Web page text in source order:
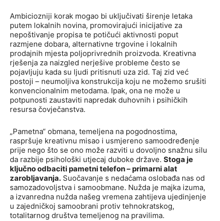
Ambiciozniji korak mogao bi uključivati širenje letaka
putem lokalnih novina, promovirajući inicijative za
nepoštivanje propisa te potičući aktivnosti poput
razmjene dobara, alternativne trgovine i lokalnih
prodajnih mjesta poljoprivrednih proizvoda. Kreativna
rješenja za naizgled nerješive probleme često se
pojavljuju kada su ljudi pritisnuti uza zid. Taj zid već
postoji – neumoljiva konstrukcija koju ne možemo srušiti
konvencionalnim metodama. Ipak, ona ne može u
potpunosti zaustaviti napredak duhovnih i psihičkih
resursa čovječanstva.
„Pametna“ obmana, temeljena na pogodnostima,
raspršuje kreativnu misao i usmjereno samoodređenje
prije nego što se ono može razviti u dovoljno snažnu silu
da razbije psihološki utjecaj duboke države. Stoga je
ključno odbaciti pametni telefon – primarni alat
zarobljavanja. Suočavanje s nedaćama oslobađa nas od
samozadovoljstva i samoobmane. Nužda je majka izuma,
a izvanredna nužda našeg vremena zahtijeva ujedinjenje
u zajedničkoj samoobrani protiv tehnokratskog,
totalitarnog društva temeljenog na pravilima.